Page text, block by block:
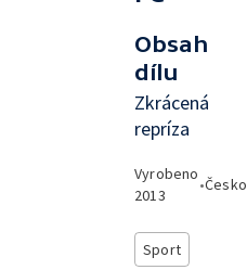
Obsah
dílu
Zkrácená
repríza
Vyrobeno
2013
•Česko
Sport